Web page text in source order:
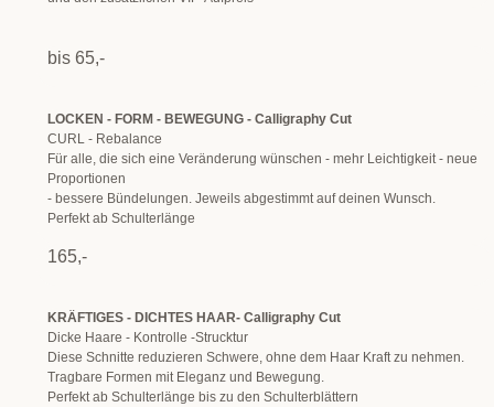
bis 65,-
LOCKEN - FORM - BEWEGUNG - Calligraphy Cut
CURL - Rebalance
Für alle, die sich eine Veränderung wünschen - mehr Leichtigkeit - neue
Proportionen
- bessere Bündelungen. Jeweils abgestimmt auf deinen Wunsch.
Perfekt ab Schulterlänge
165,-
KRÄFTIGES - DICHTES HAAR- Calligraphy Cut
Dicke Haare - Kontrolle -Strucktur
Diese Schnitte reduzieren Schwere, ohne dem Haar Kraft zu nehmen.
Tragbare Formen mit Eleganz und Bewegung.
Perfekt ab Schulterlänge bis zu den Schulterblättern